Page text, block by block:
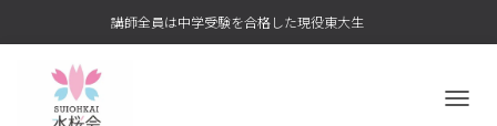
講師全員は中学受験を合格した現役東大生